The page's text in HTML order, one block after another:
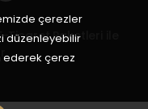
Ticaret Paketleri
çerezler
düzenleyebilir
ederek çerez